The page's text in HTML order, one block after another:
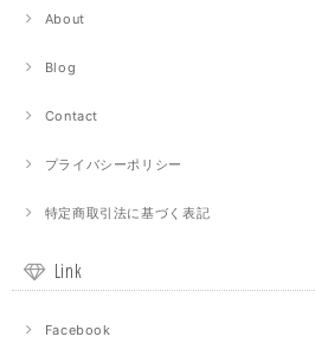
About
Blog
Contact
プライバシーポリシー
特定商取引法に基づく表記
Link
Facebook